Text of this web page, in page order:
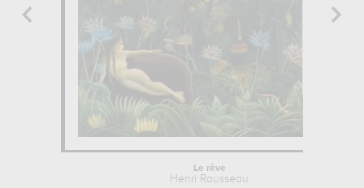
Le rêve
Henri Rousseau